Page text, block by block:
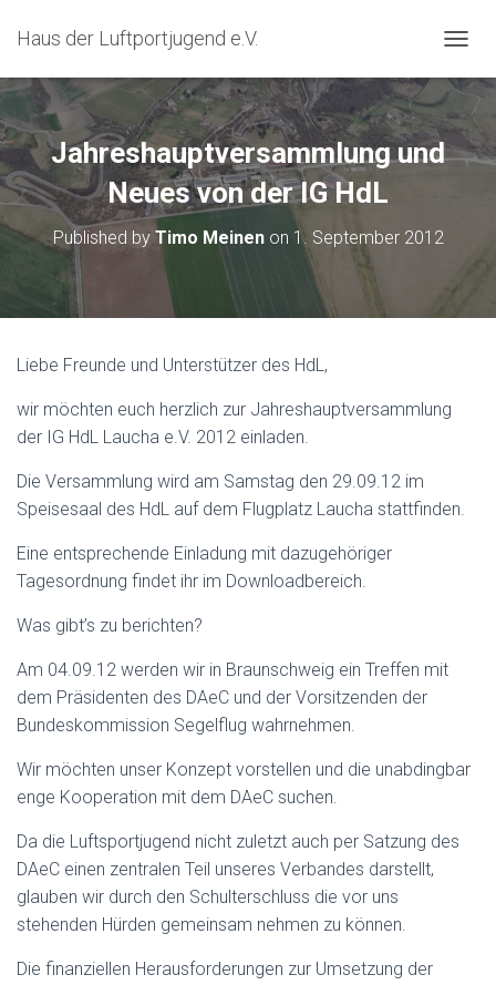
Haus der Luftportjugend e.V.
O
G
E
A
Jahreshauptversammlung und
Neues von der IG HdL
Published by Timo Meinenon 1. September 2012
Liebe Freunde und Unterstützer des HdL,
wir möchten euch herzlich zur Jahreshauptversammlung
der IG HdL Laucha e.V. 2012 einladen.
Die Versammlung wird am Samstag den 29.09.12 im
Speisesaal des HdL auf dem Flugplatz Laucha stattfinden.
Eine entsprechende Einladung mit dazugehöriger
Tagesordnung findet ihr im Downloadbereich.
Was gibt’s zu berichten?
Am 04.09.12 werden wir in Braunschweig ein Treffen mit
dem Präsidenten des DAeC und der Vorsitzenden der
Bundeskommission Segelflug wahrnehmen.
Wir möchten unser Konzept vorstellen und die unabdingbar
enge Kooperation mit dem DAeC suchen.
Da die Luftsportjugend nicht zuletzt auch per Satzung des
DAeC einen zentralen Teil unseres Verbandes darstellt,
glauben wir durch den Schulterschluss die vor uns
stehenden Hürden gemeinsam nehmen zu können.
Die finanziellen Herausforderungen zur Umsetzung der